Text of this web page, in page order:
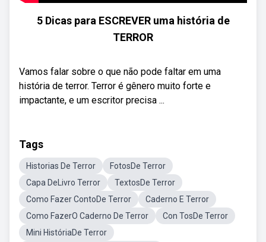
5 Dicas para ESCREVER uma história de
TERROR
Vamos falar sobre o que não pode faltar em uma
história de terror. Terror é gênero muito forte e
impactante, e um escritor precisa ...
Tags
Historias De Terror
FotosDe Terror
Capa DeLivro Terror
TextosDe Terror
Como Fazer ContoDe Terror
Caderno E Terror
Como FazerO Caderno De Terror
Con TosDe Terror
Mini HistóriaDe Terror